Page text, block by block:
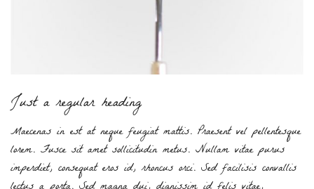
Just a regular heading
Maecenas in est at neque feugiat mattis. Praesent vel pellentesque
lorem. Fusce sit amet sollicitudin metus. Nullam vitae purus
imperdiet, consequat eros id, rhoncus orci. Sed facilisis convallis